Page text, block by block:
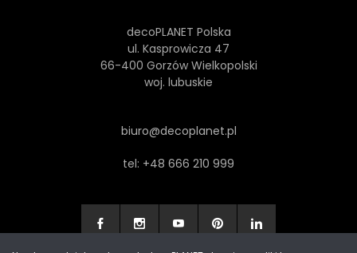
decoPLANET Polska
ul. Kasprowicza 47
66-400 Gorzów Wielkopolski
woj. lubuskie
biuro@decoplanet.pl
tel: +48 666 210 999